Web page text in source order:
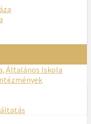
Általános Iskola